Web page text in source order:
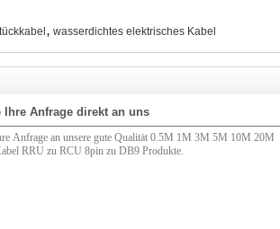
, wasserdichtes elektrisches Kabel
Ihre Anfrage direkt an uns